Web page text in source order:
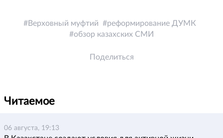
Верховный муфтий
реформирование ДУМК
обзор казахских СМИ
Поделиться
Читаемое
06 августа, 19:13